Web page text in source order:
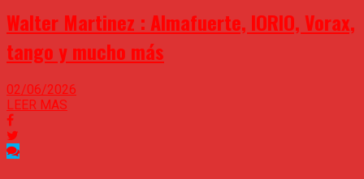
Walter Martinez : Almafuerte, IORIO, Vorax,
tango y mucho más
02/06/2026
LEER MAS